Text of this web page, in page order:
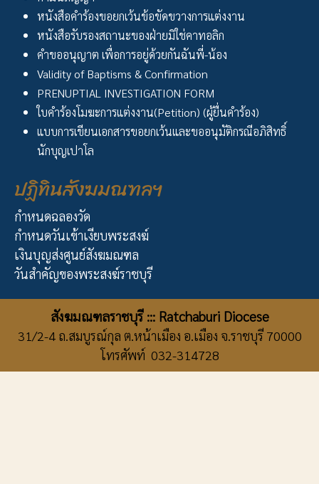
หนังสือคำร้องขอยกเว้นข้อขัดขวางการแต่งงาน
หนังสือรับรองสถานะของฝ่ายมิใช่คาทอลิก
คำขออนุญาต เพื่อการอยู่ด้วยกันฉันพี่-น้อง
Validity of Baptisms & Confirmation
PRENUPTIAL INVESTIGATION FORM
ใบคำร้องโมฆะการแต่งงาน(Petition) (ผู้ยื่นคำร้อง)
แบบการเขียนเอกสารขอยกเว้นและขออนุมัติกรณีอภิสิทธิ์
นักบุญเปาโล
ปฏิทินสังฆมณฑลฯ
กำหนดฉลองวัด
กำหนดวันเข้าเงียบพระสงฆ์
เงินบุญส่งศูนย์สังฆมณฑล
วันสำคัญของพระสงฆ์ราชบุรี
สังฆมณฑลราชบุรี ::: Ratchaburi Diocese
31/2-4 ถ.สมบูรณ์กุล ต.หน้าเมือง อ.เมือง จ.ราชบุรี 70000
โทรศัพท์ 032-314728